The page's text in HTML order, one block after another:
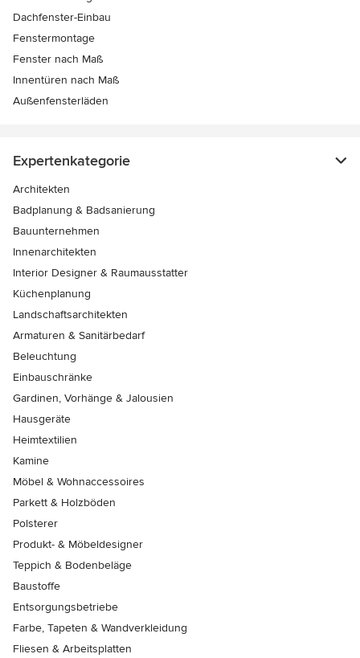
Dachfenster-Einbau
Fenstermontage
Fenster nach Maß
Innentüren nach Maß
Außenfensterläden
Expertenkategorie
Architekten
Badplanung & Badsanierung
Bauunternehmen
Innenarchitekten
Interior Designer & Raumausstatter
Küchenplanung
Landschaftsarchitekten
Armaturen & Sanitärbedarf
Beleuchtung
Einbauschränke
Gardinen, Vorhänge & Jalousien
Hausgeräte
Heimtextilien
Kamine
Möbel & Wohnaccessoires
Parkett & Holzböden
Polsterer
Produkt- & Möbeldesigner
Teppich & Bodenbeläge
Baustoffe
Entsorgungsbetriebe
Farbe, Tapeten & Wandverkleidung
Fliesen & Arbeitsplatten